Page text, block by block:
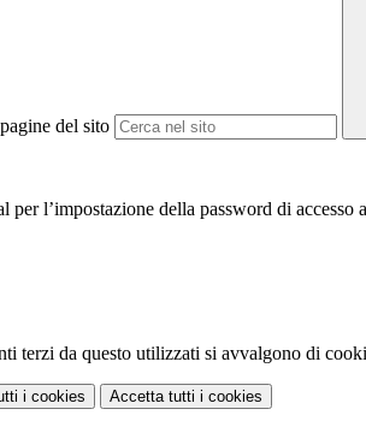
del sito
l’impostazione della password di accesso
terzi da questo utilizzati si avvalgono di
i cookies Accetta tutti i cookies